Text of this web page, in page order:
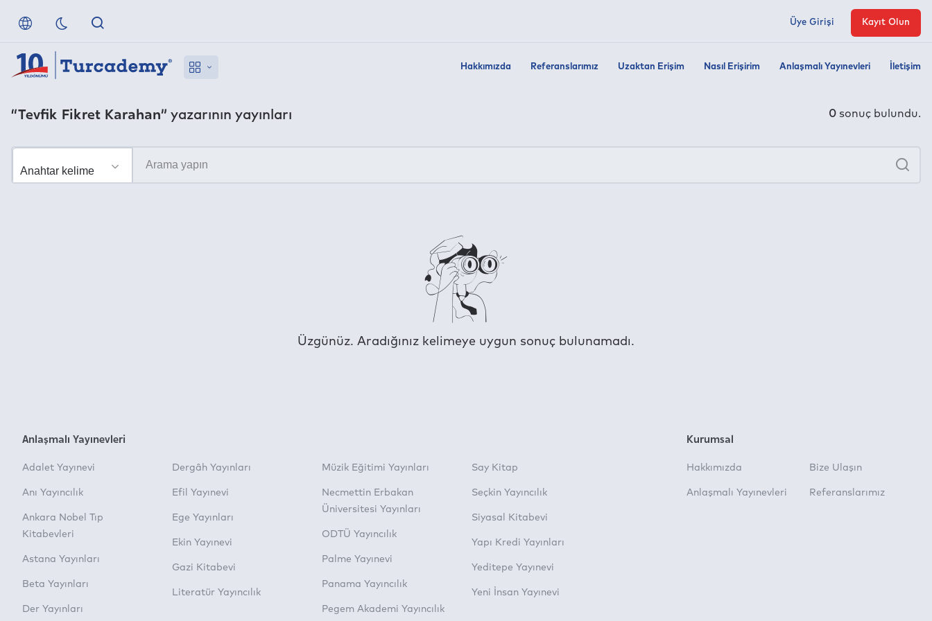
Hakkımızda Referanslarımız Uzaktan Erişim Nasıl Erişirim Anlaşmalı Yayınevleri İletişim
Üye Girişi Kayıt Olun
“Tevfik Fikret Karahan” yazarının yayınları 0 sonuç bulundu.
Ara
Üzgünüz. Aradığınız kelimeye uygun sonuç bulunamadı.
Anlaşmalı Yayınevleri
Adalet Yayınevi
Anı Yayıncılık
Ankara Nobel Tıp
Kitabevleri
Astana Yayınları
Beta Yayınları
Der Yayınları
Dergâh Yayınları
Efil Yayınevi
Ege Yayınları
Ekin Yayınevi
Gazi Kitabevi
Literatür Yayıncılık
Müzik Eğitimi Yayınları
Necmettin Erbakan
Üniversitesi Yayınları
ODTÜ Yayıncılık
Palme Yayınevi
Panama Yayıncılık
Pegem Akademi Yayıncılık
Say Kitap
Seçkin Yayıncılık
Siyasal Kitabevi
Yapı Kredi Yayınları
Yeditepe Yayınevi
Yeni İnsan Yayınevi
Kurumsal
Hakkımızda
Anlaşmalı Yayınevleri
Bize Ulaşın
Referanslarımız